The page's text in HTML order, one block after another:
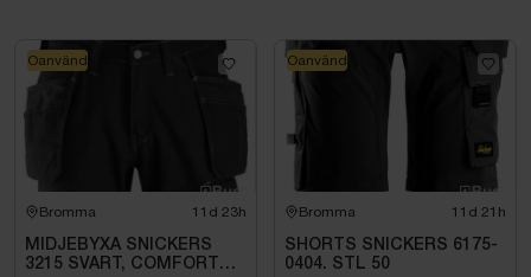
Bromma 11d 23h
MIDJEBYXA SNICKERS
3215 SVART, COMFORT
Oanvänd
Bromma 11d 21h
SHORTS SNICKERS 6175-
0404. STL 50
Oanvänd